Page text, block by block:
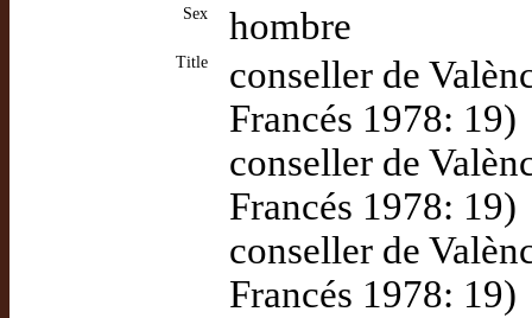
Sex hombre
Title
conseller de
Francés 1978: 19)
conseller de
Francés 1978: 19)
conseller de
Francés 1978: 19)